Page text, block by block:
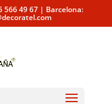
566 49 67 | Barcelona: